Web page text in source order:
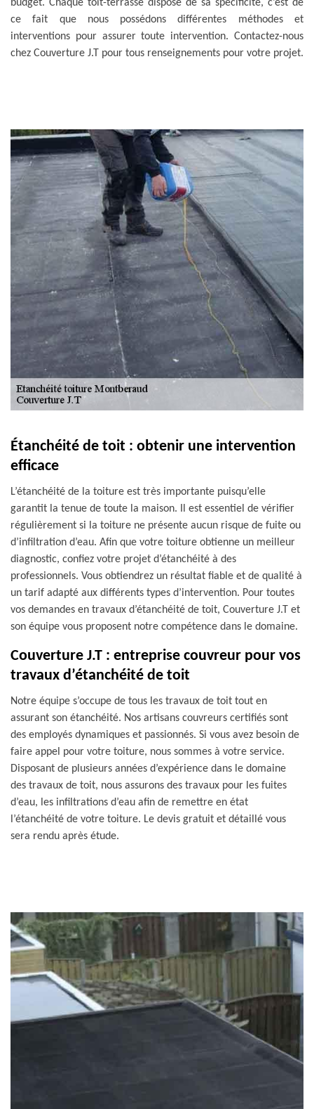
budget. Chaque toit-terrasse dispose de sa spécificité, c’est de
ce fait que nous possédons différentes méthodes et
interventions pour assurer toute intervention. Contactez-nous
chez Couverture J.T pour tous renseignements pour votre projet.
Étanchéité de toit : obtenir une intervention
efficace
L’étanchéité de la toiture est très importante puisqu’elle
garantit la tenue de toute la maison. Il est essentiel de vérifier
régulièrement si la toiture ne présente aucun risque de fuite ou
d’infiltration d’eau. Afin que votre toiture obtienne un meilleur
diagnostic, confiez votre projet d’étanchéité à des
professionnels. Vous obtiendrez un résultat fiable et de qualité à
un tarif adapté aux différents types d’intervention. Pour toutes
vos demandes en travaux d’étanchéité de toit, Couverture J.T et
son équipe vous proposent notre compétence dans le domaine.
Couverture J.T : entreprise couvreur pour vos
travaux d’étanchéité de toit
Notre équipe s’occupe de tous les travaux de toit tout en
assurant son étanchéité. Nos artisans couvreurs certifiés sont
des employés dynamiques et passionnés. Si vous avez besoin de
faire appel pour votre toiture, nous sommes à votre service.
Disposant de plusieurs années d’expérience dans le domaine
des travaux de toit, nous assurons des travaux pour les fuites
d’eau, les infiltrations d’eau afin de remettre en état
l’étanchéité de votre toiture. Le devis gratuit et détaillé vous
sera rendu après étude.